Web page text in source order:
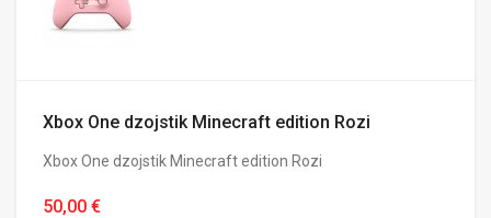
Xbox One dzojstik Minecraft edition Rozi
Xbox One dzojstik Minecraft edition Rozi
50,00 €